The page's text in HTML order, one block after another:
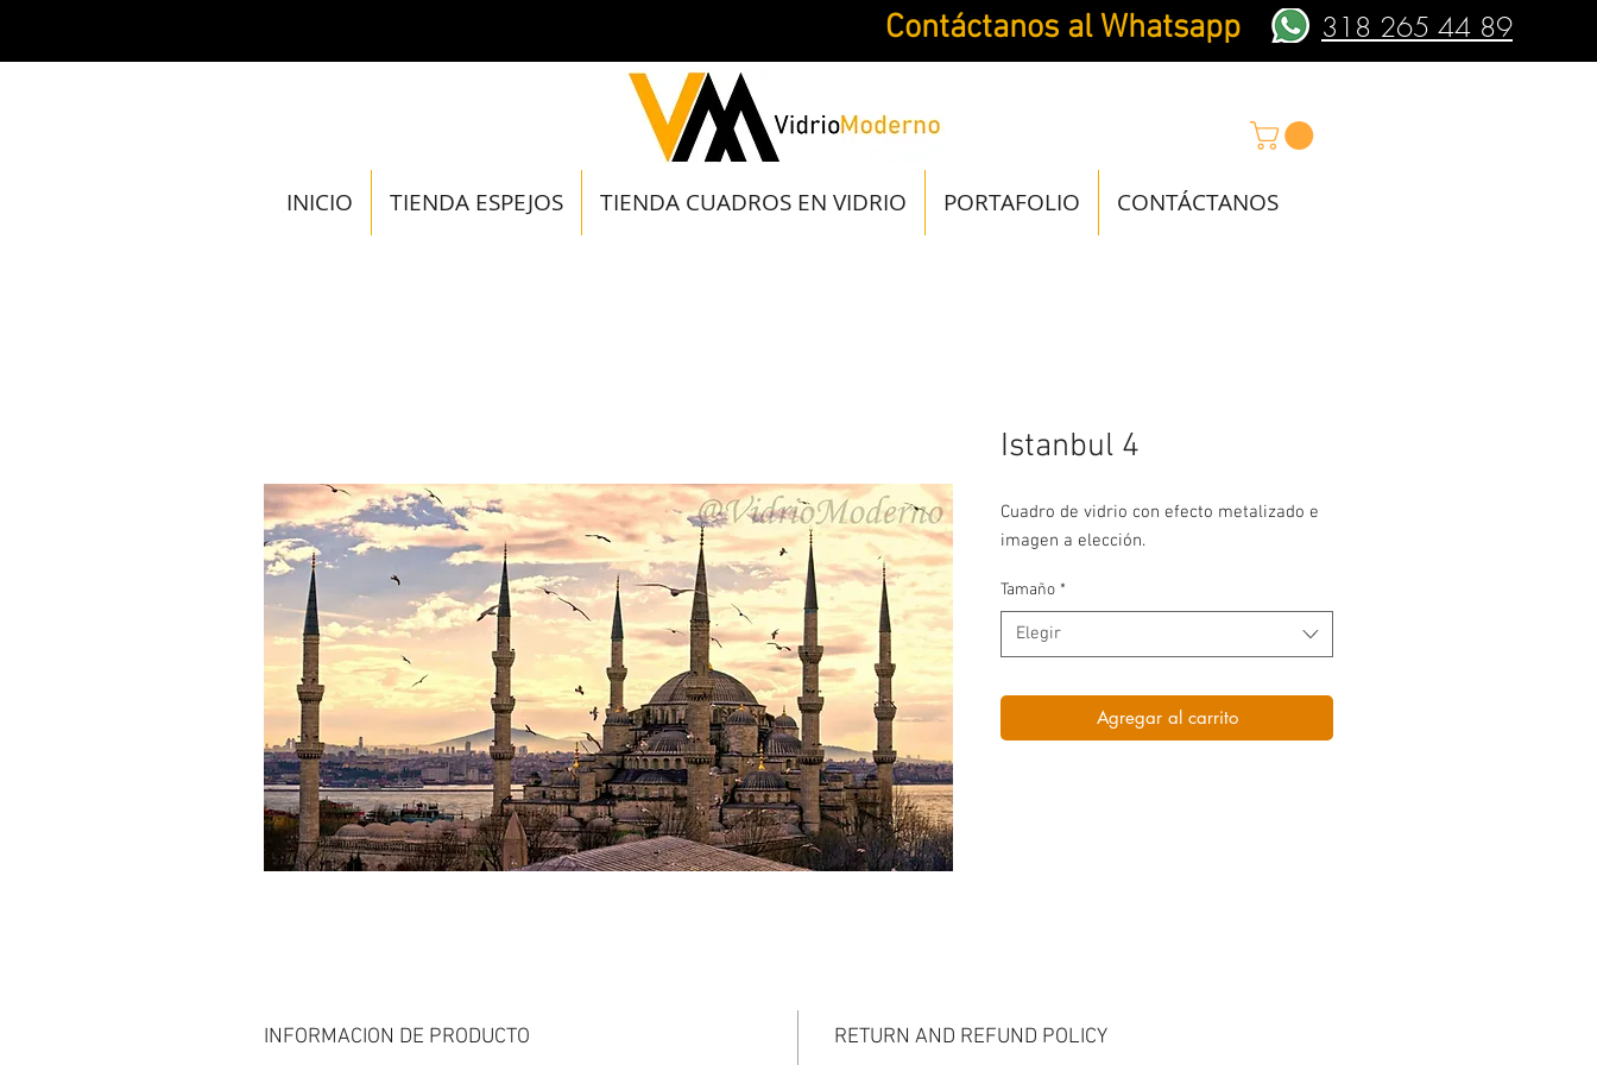
Contáctanos al Whatsapp 318 265 44 89
INICIO TIENDA ESPEJOS TIENDA CUADROS EN VIDRIO PORTAFOLIO CONTÁCTANOS
Istanbul 4
Cuadro de vidrio con efecto metalizado e
imagen a elección.
Tamaño *
Elegir
Agregar al carrito
INFORMACION DE PRODUCTO RETURN AND REFUND POLICY